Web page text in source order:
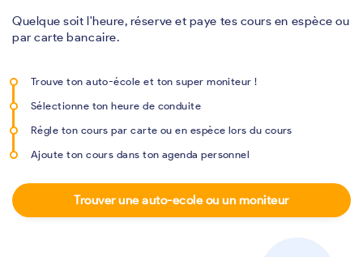
Quelque soit l'heure, réserve et paye tes cours en espèce ou
par carte bancaire.
Trouve ton auto-école et ton super moniteur !
Sélectionne ton heure de conduite
Régle ton cours par carte ou en espèce lors du cours
Ajoute ton cours dans ton agenda personnel
Trouver une auto-ecole ou un moniteur